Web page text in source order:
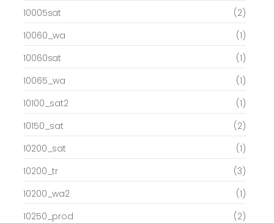
10005sat
(2)
10060_wa
(1)
10060sat
(1)
10065_wa
(1)
10100_sat2
(1)
10150_sat
(2)
10200_sat
(1)
10200_tr
(3)
10200_wa2
(1)
10250_prod
(2)